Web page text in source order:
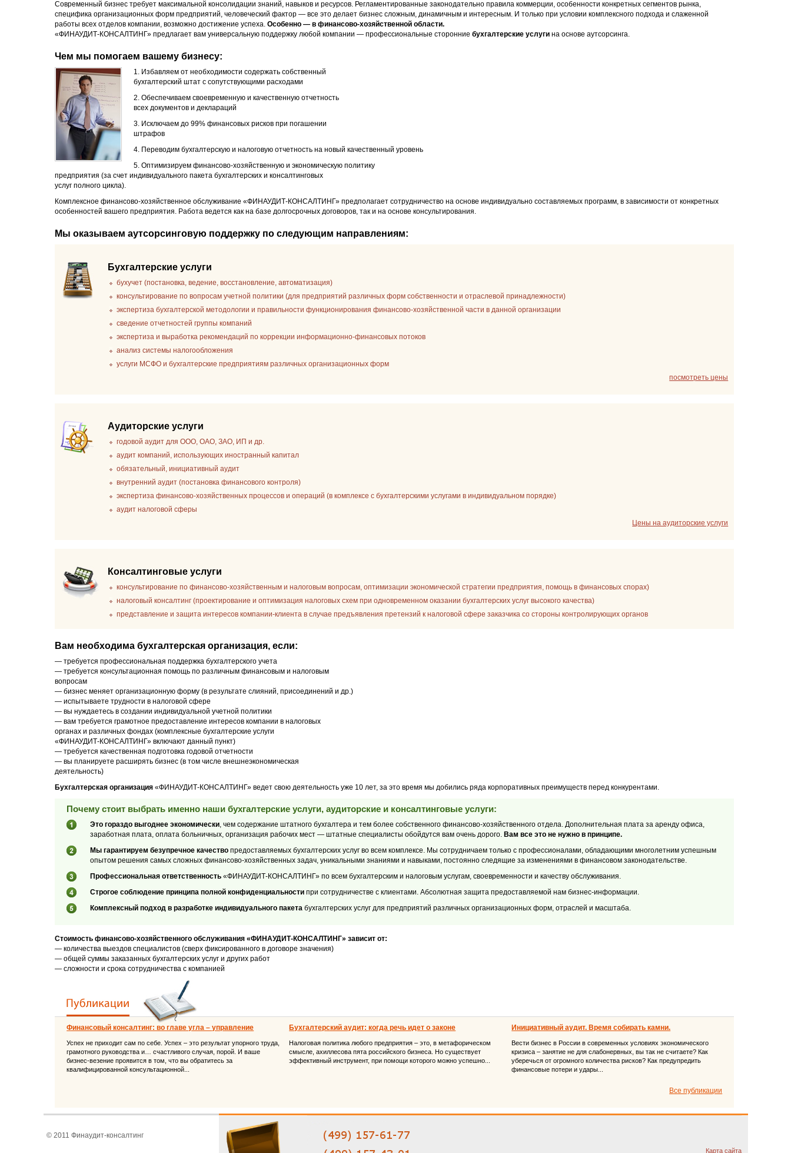
Современный бизнес требует максимальной консолидации знаний, навыков и ресурсов. Регламентированные законодательно правила коммерции, особенности конкретных сегментов рынка,
специфика организационных форм предприятий, человеческий фактор — все это делает бизнес сложным, динамичным и интересным. И только при условии комплексного подхода и слаженной
работы всех отделов компании, возможно достижение успеха.Особенно — в финансово-хозяйственной области.
«ФИНАУДИТ-КОНСАЛТИНГ» предлагает вам универсальную поддержку любой компании — профессиональные сторонниебухгалтерские услуги на основе аутсорсинга.
Чем мы помогаем вашему бизнесу:
1. Избавляем от необходимости содержать собственный
бухгалтерский штат с сопутствующими расходами
2. Обеспечиваем своевременную и качественную отчетность
всех документов и деклараций
3. Исключаем до 99% финансовых рисков при погашении
штрафов
4. Переводим бухгалтерскую и налоговую отчетность на новый качественный уровень
5. Оптимизируем финансово-хозяйственную и экономическую политику
предприятия (за счет индивидуального пакета бухгалтерских и консалтинговых
услуг полного цикла).
Комплексное финансово-хозяйственное обслуживание «ФИНАУДИТ-КОНСАЛТИНГ» предполагает сотрудничество на основе индивидуально составляемых программ, в зависимости от конкретных
особенностей вашего предприятия. Работа ведется как на базе долгосрочных договоров, так и на основе консультирования.
Мы оказываем аутсорсинговую поддержку по следующим направлениям:
Бухгалтерские услуги
бухучет (постановка, ведение, восстановление, автоматизация)
консультирование по вопросам учетной политики (для предприятий различных форм собственности и отраслевой принадлежности)
экспертиза бухгалтерской методологии и правильности функционирования финансово-хозяйственной части в данной организации
сведение отчетностей группы компаний
экспертиза и выработка рекомендаций по коррекции информационно-финансовых потоков
анализ системы налогообложения
услуги МСФО и бухгалтерские предприятиям различных организационных форм
посмотреть цены
Аудиторские услуги
годовой аудит для ООО, ОАО, ЗАО, ИП и др.
аудит компаний, использующих иностранный капитал
обязательный, инициативный аудит
внутренний аудит (постановка финансового контроля)
экспертиза финансово-хозяйственных процессов и операций (в комплексе с бухгалтерскими услугами в индивидуальном порядке)
аудит налоговой сферы
Цены на аудиторские услуги
Консалтинговые услуги
консультирование по финансово-хозяйственным и налоговым вопросам, оптимизации экономической стратегии предприятия, помощь в финансовых спорах)
налоговый консалтинг (проектирование и оптимизация налоговых схем при одновременном оказании бухгалтерских услуг высокого качества)
представление и защита интересов компании-клиента в случае предъявления претензий к налоговой сфере заказчика со стороны контролирующих органов
Вам необходима бухгалтерская организация, если:
— требуется профессиональная поддержка бухгалтерского учета
— требуется консультационная помощь по различным финансовым и налоговым
вопросам
— бизнес меняет организационную форму (в результате слияний, присоединений и др.)
— испытываете трудности в налоговой сфере
— вы нуждаетесь в создании индивидуальной учетной политики
— вам требуется грамотное предоставление интересов компании в налоговых
органах и различных фондах (комплексные бухгалтерские услуги
«ФИНАУДИТ-КОНСАЛТИНГ» включают данный пункт)
— требуется качественная подготовка годовой отчетности
— вы планируете расширять бизнес (в том числе внешнеэкономическая
деятельность)
Бухгалтерская организация «ФИНАУДИТ-КОНСАЛТИНГ» ведет свою деятельность уже 10 лет, за это время мы добились ряда корпоративных преимуществ перед конкурентами.
Почему стоит выбрать именно наши бухгалтерские услуги, аудиторские и консалтинговые услуги:
Это гораздо выгоднее экономически, чем содержание штатного бухгалтера и тем более собственного финансово-хозяйственного отдела. Дополнительная плата за аренду офиса,
заработная плата, оплата больничных, организация рабочих мест — штатные специалисты обойдутся вам очень дорого. Вам все это не нужно в принципе.
Мы гарантируем безупречное качество предоставляемых бухгалтерских услуг во всем комплексе. Мы сотрудничаем только с профессионалами, обладающими многолетним успешным
опытом решения самых сложных финансово-хозяйственных задач, уникальными знаниями и навыками, постоянно следящие за изменениями в финансовом законодательстве.
Профессиональная ответственность «ФИНАУДИТ-КОНСАЛТИНГ» по всем бухгалтерским и налоговым услугам, своевременности и качеству обслуживания.
Строгое соблюдение принципа полной конфиденциальности при сотрудничестве с клиентами. Абсолютная защита предоставляемой нам бизнес-информации.
Комплексный подход в разработке индивидуального пакета бухгалтерских услуг для предприятий различных организационных форм, отраслей и масштаба.
Стоимость финансово-хозяйственного обслуживания «ФИНАУДИТ-КОНСАЛТИНГ» зависит от:
— количества выездов специалистов (сверх фиксированного в договоре значения)
— общей суммы заказанных бухгалтерских услуг и других работ
— сложности и срока сотрудничества с компанией
Финансовый консалтинг: во главе угла – управление
Успех не приходит сам по себе. Успех – это результат упорного труда,
грамотного руководства и… счастливого случая, порой. И ваше
бизнес-везение проявится в том, что вы обратитесь за
квалифицированной консультационной...
Бухгалтерский аудит: когда речь идет о законе
Налоговая политика любого предприятия – это, в метафорическом
смысле, ахиллесова пята российского бизнеса. Но существует
эффективный инструмент, при помощи которого можно успешно...
Инициативный аудит. Время собирать камни.
Вести бизнес в России в современных условиях экономического
кризиса – занятие не для слабонервных, вы так не считаете? Как
уберечься от огромного количества рисков? Как предупредить
финансовые потери и удары...
Все публикации
© 2011 Финаудит-консалтинг
Карта сайта